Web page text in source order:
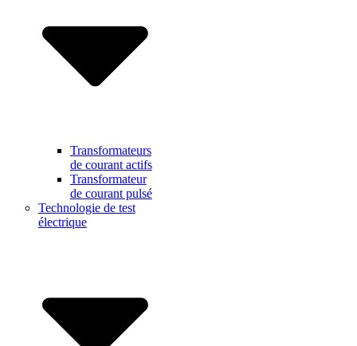
Transformateurs
de courant actifs
Transformateur
de courant pulsé
Technologie de test
électrique